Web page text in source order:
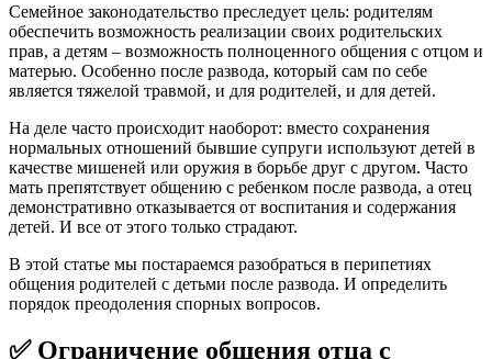
Семейное законодательство преследует цель: родителям
обеспечить возможность реализации своих родительских
прав, а детям – возможность полноценного общения с отцом и
матерью. Особенно после развода, который сам по себе
является тяжелой травмой, и для родителей, и для детей.
На деле часто происходит наоборот: вместо сохранения
нормальных отношений бывшие супруги используют детей в
качестве мишеней или оружия в борьбе друг с другом. Часто
мать препятствует общению с ребенком после развода, а отец
демонстративно отказывается от воспитания и содержания
детей. И все от этого только страдают.
В этой статье мы постараемся разобраться в перипетиях
общения родителей с детьми после развода. И определить
порядок преодоления спорных вопросов.
✅ Ограничение общения отца с